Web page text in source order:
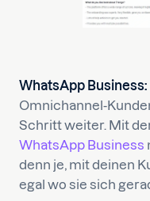
WhatsApp Business:
Omnichannel-
Schritt weiter. Mit
WhatsApp Business
denn je, mit deinen
egal wo sie sich